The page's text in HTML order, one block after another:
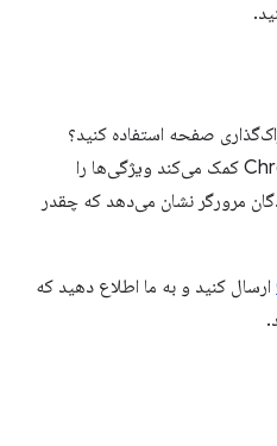
صفحه استفاده کنید؟
پشتیبانی عمومی شما به تیم Chrome کمک می‌کند ویژگی‌ها را
مرورگر نشان می‌دهد که چقدر
ارسال کنید و به ما اطلاع دهید که